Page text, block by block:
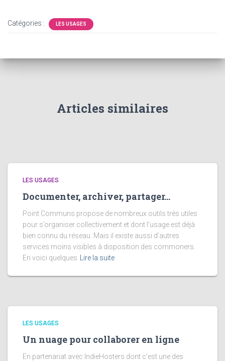
Catégories : LES USAGES
Articles similaires
LES USAGES
Documenter, archiver, partager…
Point Communs propose de nombreux outils très utiles
pour s’organiser collectivement et dont l’usage est déjà
bien connu du réseau. Mais il existe aussi d’autres
services moins visibles à disposition des commoners.
En voici quelques
Lire la suite
LES USAGES
Un nuage pour collaborer en ligne
En partenariat avec IndieHosters dont c’est une des